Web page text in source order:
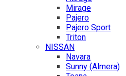
Mirage
Pajero
Pajero Sport
Triton
NISSAN
Navara
Sunny (Almera)